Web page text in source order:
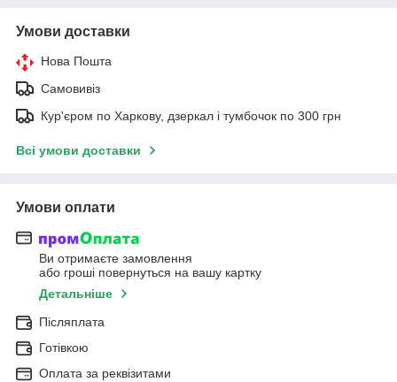
Умови доставки
Нова Пошта
Самовивіз
Кур'єром по Харкову, дзеркал і тумбочок по 300 грн
Всі умови доставки
Умови оплати
Ви отримаєте замовлення
або гроші повернуться на вашу картку
Детальніше
Післяплата
Готівкою
Оплата за реквізитами